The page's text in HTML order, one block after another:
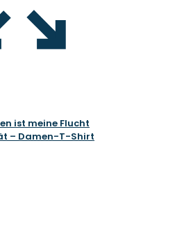
ist meine Flucht
– Damen-T-Shirt